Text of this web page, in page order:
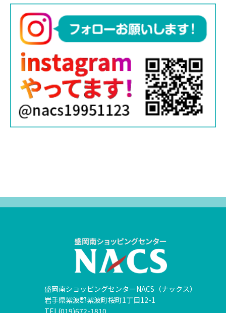
盛岡南ショッピングセンターNACS（ナックス）
岩手県紫波郡紫波町桜町1丁目12-1